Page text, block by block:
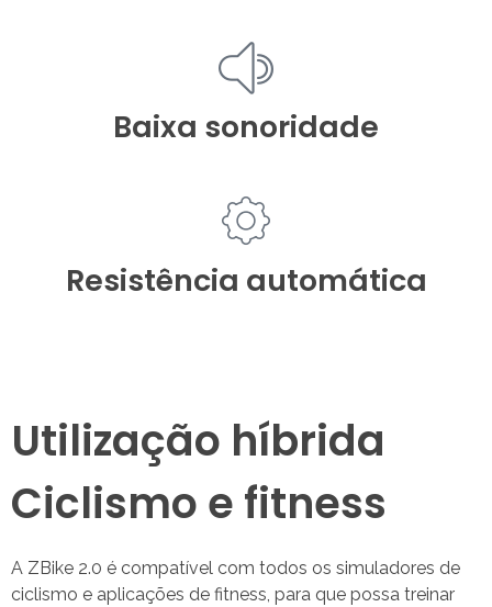
Baixa sonoridade
Resistência automática
Utilização híbrida
Ciclismo e fitness
A ZBike 2.0 é compatível com todos os simuladores de
ciclismo e aplicações de fitness, para que possa treinar